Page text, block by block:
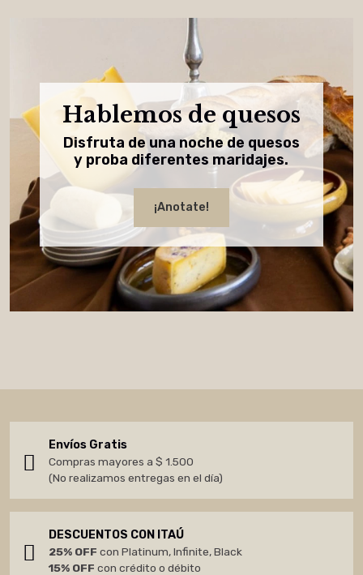
Hablemos de quesos
Disfruta de una noche de quesos
y proba diferentes maridajes.
¡Anotate!
Envíos Gratis
Compras mayores a $ 1.500
(No realizamos entregas en el día)
DESCUENTOS CON ITAÚ
25% OFF con Platinum, Infinite, Black
15% OFF con crédito o débito